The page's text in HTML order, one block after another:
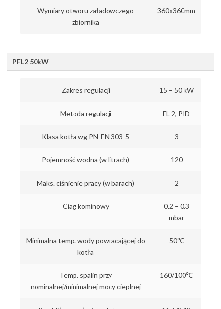
Wymiary otworu załadowczego
zbiornika
360x360mm
PFL2 50kW
Zakres regulacji 15 – 50 kW
Metoda regulacji FL 2, PID
Klasa kotła wg PN-EN 303-5 3
Pojemność wodna (w litrach) 120
Maks. ciśnienie pracy (w barach) 2
Ciag kominowy
0.2 – 0.3
mbar
Minimalna temp. wody powracającej do
kotła
50℃
Temp. spalin przy
nominalnej/minimalnej mocy cieplnej
160/100℃